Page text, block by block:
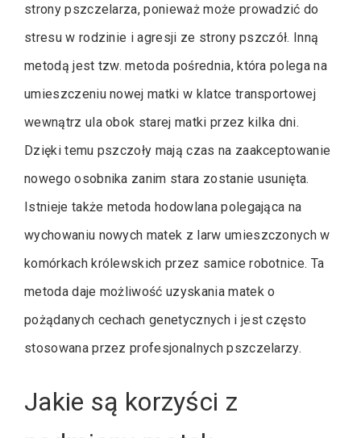
strony pszczelarza, ponieważ może prowadzić do
stresu w rodzinie i agresji ze strony pszczół. Inną
metodą jest tzw. metoda pośrednia, która polega na
umieszczeniu nowej matki w klatce transportowej
wewnątrz ula obok starej matki przez kilka dni.
Dzięki temu pszczoły mają czas na zaakceptowanie
nowego osobnika zanim stara zostanie usunięta.
Istnieje także metoda hodowlana polegająca na
wychowaniu nowych matek z larw umieszczonych w
komórkach królewskich przez samice robotnice. Ta
metoda daje możliwość uzyskania matek o
pożądanych cechach genetycznych i jest często
stosowana przez profesjonalnych pszczelarzy.
Jakie są korzyści z